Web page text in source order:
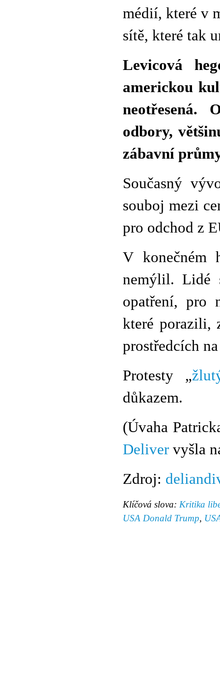
médií, které v
sítě, které tak
Levicová
americkou
neotřesená.
odbory,
zábavní
Současný
souboj mezi
pro odchod z
V konečném
nemýlil. Lidé
opatření, pro
které porazili,
prostředcích
Protesty „
důkazem.
(Úvaha
Deliver vyšla
Zdroj:
Klíčová slova: Kritika
USA Donald Trump,